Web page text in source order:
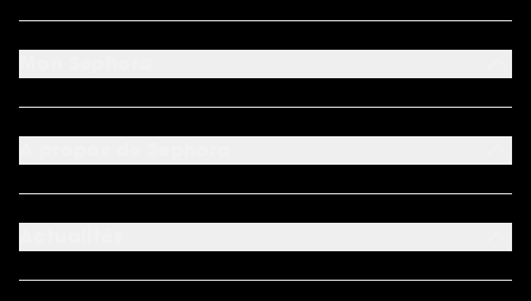
FAQ
Moyens de paiement acceptés
*Conditions de nos offres
*Exclusion des promotions
Rappels produits
Mon compte
My Sephora
Qui sommes-nous ?
Carrières
Idées cadeaux